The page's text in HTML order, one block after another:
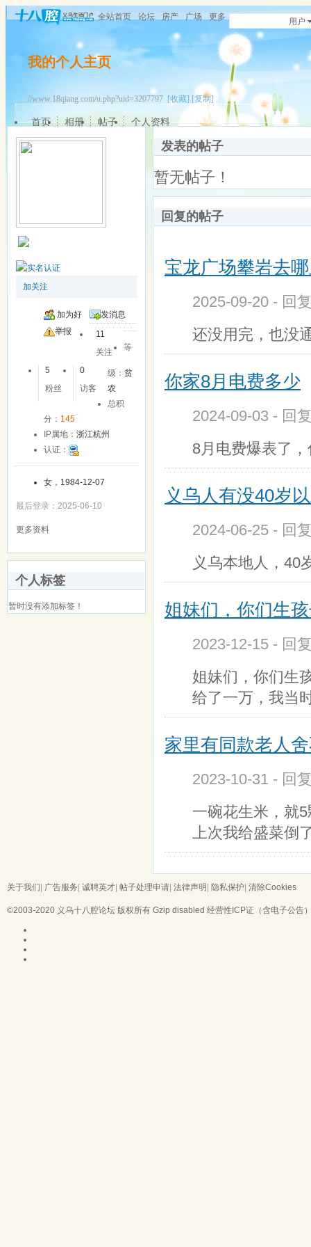
全站首页 论坛 房产 广场 更多 用户
我的个人主页
//www.18qiang.com/u.php?uid=3207797 [收藏] [复制]
首页 相册 帖子 个人资料
加关注
加为好
友
发消息
举报
11
关注
5
粉丝
0
访客
等
级：贫
农
总积
分： 145
IP属地： 浙江杭州
认证：
女，1984-12-07
最后登录：2025-06-10
更多资料
个人标签
暂时没有添加标签！
发表的帖子
暂无帖子！
回复的帖子
宝龙广场攀岩去
2025-09-20 - 回
还没用完，也没
你家8月电费多少
2024-09-03 - 回
8月电费爆表了
义乌人有没40岁
2024-06-25 - 回
义乌本地人，40
姐妹们，你们生
2023-12-15 - 回
姐妹们，你们生
给了一万，我当
家里有同款老人
2023-10-31 - 回
一碗花生米，就
上次我给盛菜倒
关于我们| 广告服务| 诚聘英才| 帖子处理申请| 法律声明| 隐私保护| 清除Cookies
©2003-2020 义乌十八腔论坛 版权所有 Gzip disabled 经营性ICP证（含电子公告